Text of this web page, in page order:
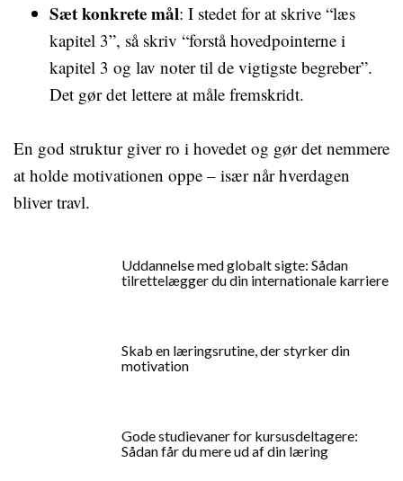
Sæt konkrete mål: I stedet for at skrive “læs
kapitel 3”, så skriv “forstå hovedpointerne i
kapitel 3 og lav noter til de vigtigste begreber”.
Det gør det lettere at måle fremskridt.
En god struktur giver ro i hovedet og gør det nemmere
at holde motivationen oppe – især når hverdagen
bliver travl.
Uddannelse med globalt sigte: Sådan
tilrettelægger du din internationale karriere
Skab en læringsrutine, der styrker din
motivation
Gode studievaner for kursusdeltagere:
Sådan får du mere ud af din læring